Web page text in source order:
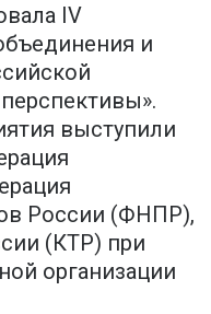
IV
и
выступили
России (ФНПР),
(КТР) при
организации